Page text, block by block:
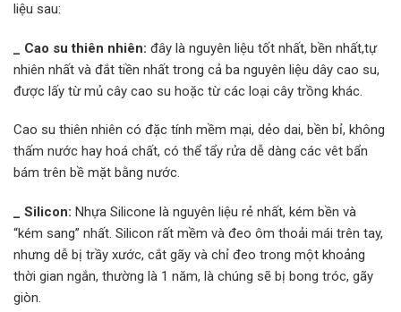
liệu sau:
_ Cao su thiên nhiên: đây là nguyên liệu tốt nhất, bền nhất,tự
nhiên nhất và đắt tiền nhất trong cả ba nguyên liệu dây cao su,
được lấy từ mủ cây cao su hoặc từ các loại cây trồng khác.
Cao su thiên nhiên có đặc tính mềm mại, dẻo dai, bền bỉ, không
thấm nước hay hoá chất, có thể tẩy rửa dễ dàng các vêt bẩn
bám trên bề mặt bằng nước.
_ Silicon: Nhựa Silicone là nguyên liệu rẻ nhất, kém bền và
“kém sang” nhất. Silicon rất mềm và đeo ôm thoải mái trên tay,
nhưng dễ bị trầy xước, cắt gãy và chỉ đeo trong một khoảng
thời gian ngắn, thường là 1 năm, là chúng sẽ bị bong tróc, gãy
giòn.